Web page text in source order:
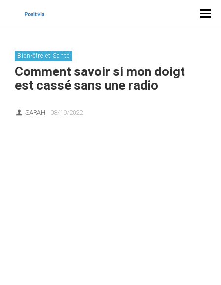
Bien-être et Santé
Comment savoir si mon doigt
est cassé sans une radio
SARAH 08/10/2022